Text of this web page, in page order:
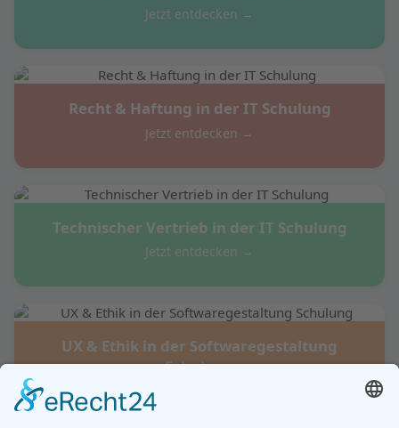
Jetzt entdecken →
Recht & Haftung in der IT Schulung
Jetzt entdecken →
Technischer Vertrieb in der IT Schulung
Jetzt entdecken →
UX & Ethik in der Softwaregestaltung
Schulung
Jetzt entdecken →